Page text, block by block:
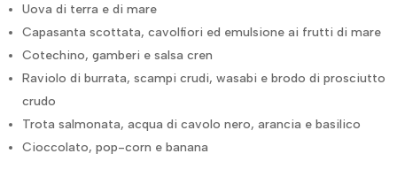
Uova di terra e di mare
Capasanta scottata, cavolfiori ed emulsione ai frutti di mare
Cotechino, gamberi e salsa cren
Raviolo di burrata, scampi crudi, wasabi e brodo di prosciutto
crudo
Trota salmonata, acqua di cavolo nero, arancia e basilico
Cioccolato, pop-corn e banana